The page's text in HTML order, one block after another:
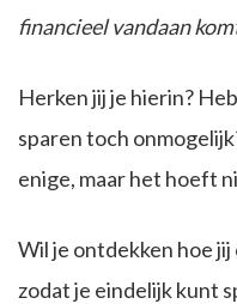
financieel vandaan
Herken jij je hierin?
sparen toch
enige, maar het hoeft
Wil je ontdekken hoe
zodat je eindelijk kunt